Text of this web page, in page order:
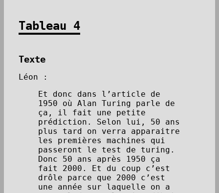
Tableau 4
Texte
Léon :
Et donc dans l’article de
1950 où Alan Turing parle de
ça, il fait une petite
prédiction. Selon lui, 50 ans
plus tard on verra apparaitre
les premières machines qui
passeront le test de turing.
Donc 50 ans après 1950 ça
fait 2000. Et du coup c’est
drôle parce que 2000 c’est
une année sur laquelle on a